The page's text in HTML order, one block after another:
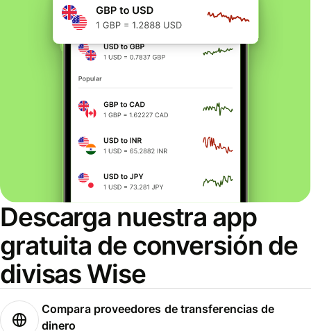
Descarga nuestra app
gratuita de conversión de
divisas Wise
Compara proveedores de transferencias de
dinero